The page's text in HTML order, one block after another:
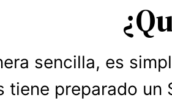
sencilla, es
tiene preparado un